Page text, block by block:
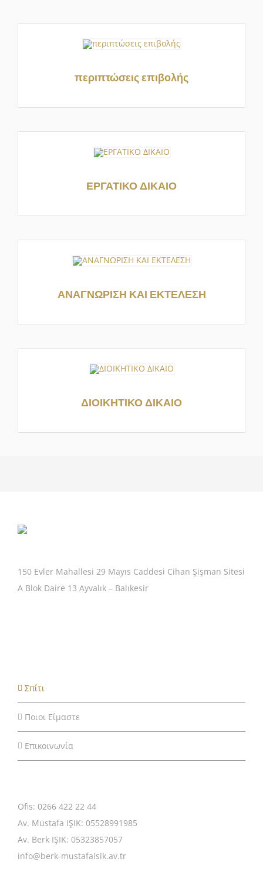
περιπτώσεις επιβολής
ΕΡΓΑΤΙΚΟ ΔΙΚΑΙΟ
ΑΝΑΓΝΩΡΙΣΗ ΚΑΙ ΕΚΤΕΛΕΣΗ
ΔΙΟΙΚΗΤΙΚΟ ΔΙΚΑΙΟ
150 Evler Mahallesi 29 Mayıs Caddesi Cihan Şişman Sitesi
A Blok Daire 13 Ayvalık – Balıkesir
Σπίτι
Ποιοι Είμαστε
Επικοινωνία
Ofis: 0266 422 22 44
Av. Mustafa IŞIK: 05528991985
Av. Berk IŞIK: 05323857057
info@berk-mustafaisik.av.tr